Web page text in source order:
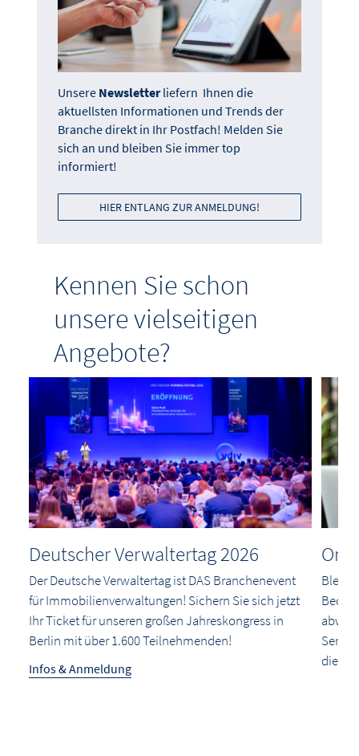
Unsere Newsletterliefern Ihnen die
aktuellsten Informationen und Trends der
Branche direkt in Ihr Postfach! Melden Sie
sich an und bleiben Sie immer top
informiert!
HIER ENTLANG ZUR ANMELDUNG!
Kennen Sie schon
unsere vielseitigen
Angebote?
Deutscher Verwaltertag 2026
Der Deutsche Verwaltertag ist DAS Branchenevent
für Immobilienverwaltungen! Sichern Sie sich jetzt
Ihr Ticket für unseren großen Jahreskongress in
Berlin mit über 1.600 Teilnehmenden!
Infos & Anmeldung
die in